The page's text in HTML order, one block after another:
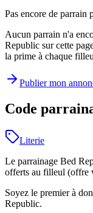
Pas encore de parrain
Aucun parrain n'a
Republic sur cette
la prime à chaque
Publier mon
Code
Literie
Le parrainage Bed
offerts au filleul (offre
Soyez le premier à
Republic.